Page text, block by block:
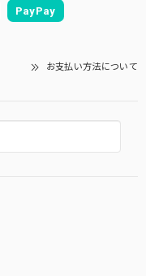
PayPay
お支払い方法について